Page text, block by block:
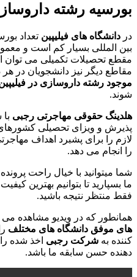
بورسیه رشته
در دانشگاه های فیلیپین تعداد
بین المللی بسیار کم است و
مقطع تحصیلات تکمیلی می توان
مقاطع دیگر نیز دانشجویان در هر
موجود رشته داروسازی در
شوند.
هلدینگ حقوقی مهاجرتی رجبی
پذیرش و ویزای تحصیلی
لازم را برای پشبرد اهداف
را انجام می دهد.
شما میتوانید با خیال راحت
ما بسپارید تا بتوانیم بهترین
فقط منتظر نتیجه باشید.
همانطور که در ویدیو مشاهده می
های موفق دانشگاه های مختلف
کننده به شرکت رجبی اخذ شده
دهنده حسن سابقه ما باشد.